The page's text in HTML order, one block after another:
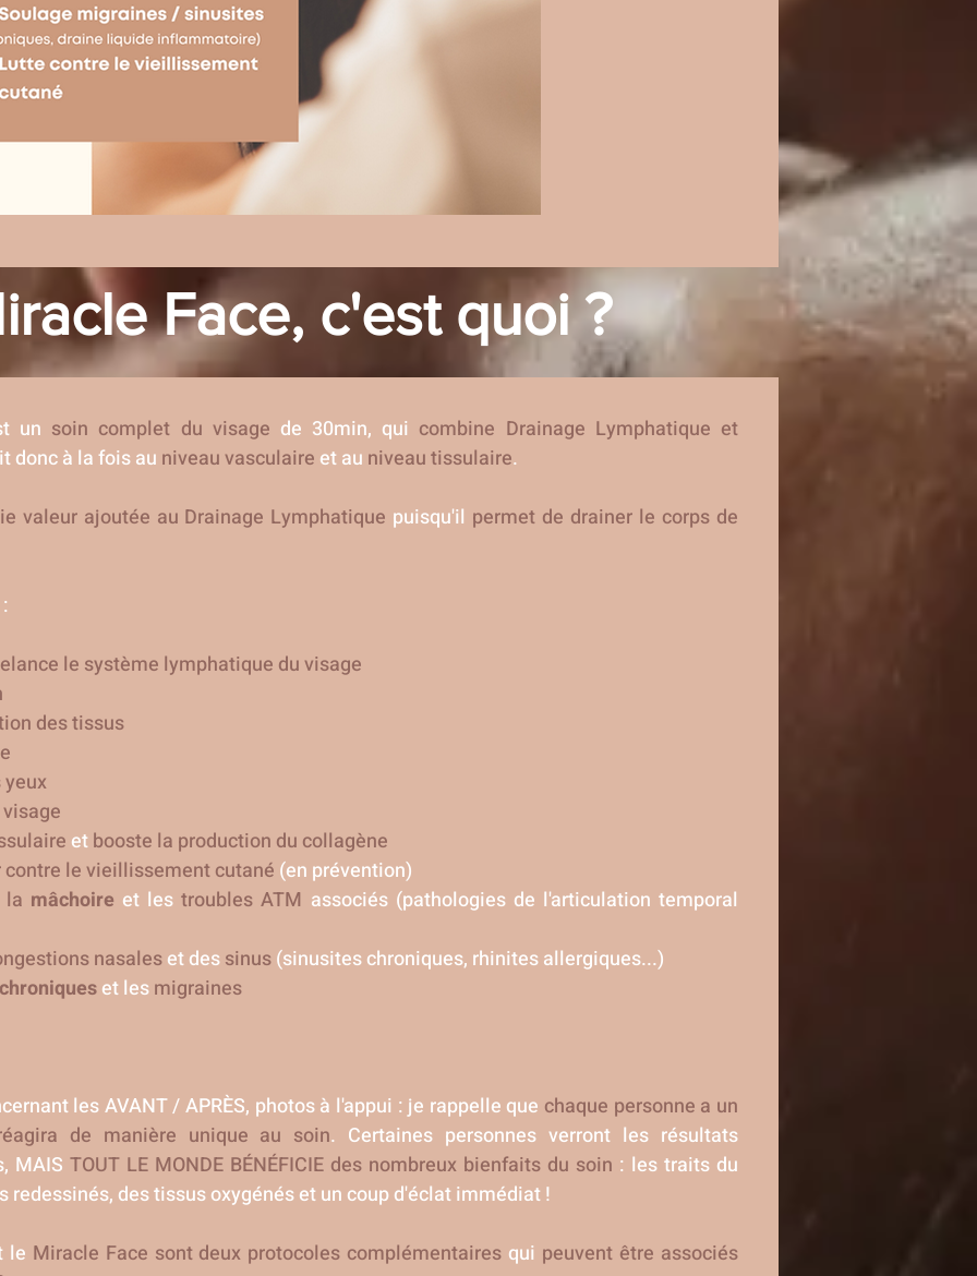
Face, c'est quoi ?
un soin complet du visage de 30min, qui combine Drainage Lymphatique et
donc à la fois au niveau vasculaire et au niveau tissulaire.
valeur ajoutée au Drainage Lymphatique puisqu'il permet de drainer le corps de
elance le système lymphatique du visage
des tissus
etbooste la production du collagène
le vieillissement cutané (en prévention)
la mâchoire et lestroubles ATM associés(pathologies de l'articulation temporal
nasaleset dessinus(sinusites chroniques, rhinites allergiques...)
chroniqueset lesmigraines
les AVANT / APRÈS, photos à l'appui : je rappelle que chaque personne a un
de manière unique au soin. Certaines personnes verront les résultats
MAIS TOUT LE MONDE BÉNÉFICIE des nombreux bienfaits du soin : les traits du
redessinés, des tissus oxygénés et un coup d'éclat immédiat !
le Miracle Face sont deux protocoles complémentaires qui peuvent être associés